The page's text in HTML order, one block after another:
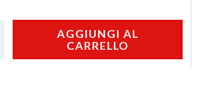
AGGIUNGI AL
CARRELLO